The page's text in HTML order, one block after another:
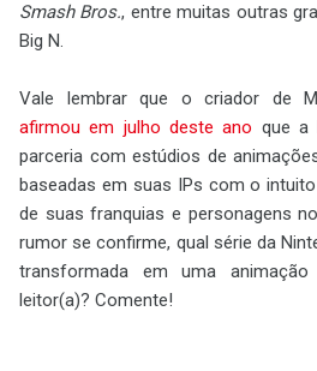
Smash Bros., entre muitas outras
Big N.
Vale lembrar que o criador de
afirmou em julho deste ano que a
parceria com estúdios de
baseadas em suas IPs com o
de suas franquias e personagens
rumor se confirme, qual série da
transformada em uma
leitor(a)? Comente!